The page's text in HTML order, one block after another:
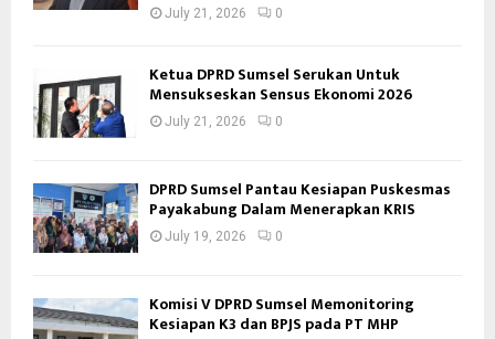
July 21, 2026 0
Ketua DPRD Sumsel Serukan Untuk
Mensukseskan Sensus Ekonomi 2026
July 21, 2026 0
DPRD Sumsel Pantau Kesiapan Puskesmas
Payakabung Dalam Menerapkan KRIS
July 19, 2026 0
Komisi V DPRD Sumsel Memonitoring
Kesiapan K3 dan BPJS pada PT MHP